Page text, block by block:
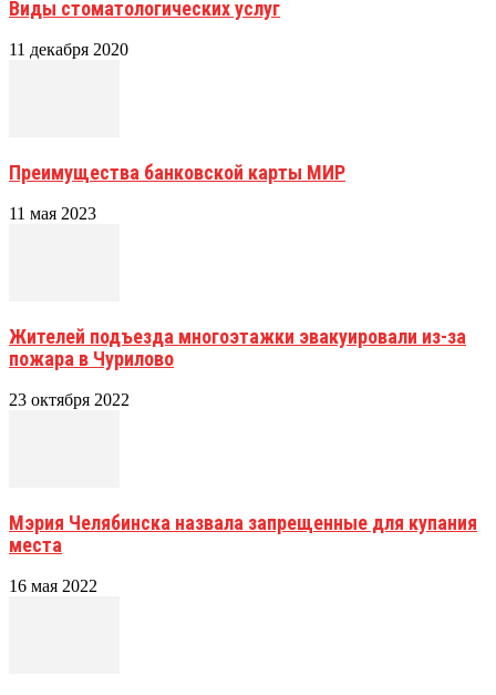
Виды стоматологических услуг
11 декабря 2020
Преимущества банковской карты МИР
11 мая 2023
Жителей подъезда многоэтажки эвакуировали из-за
пожара в Чурилово
23 октября 2022
Мэрия Челябинска назвала запрещенные для купания
места
16 мая 2022